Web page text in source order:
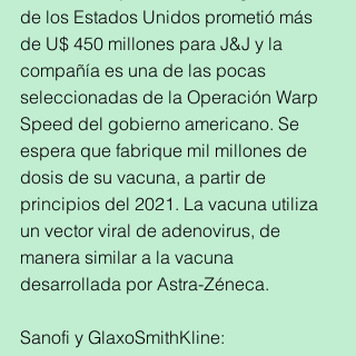
de los Estados Unidos prometió más
de U$ 450 millones para J&J y la
compañía es una de las pocas
seleccionadas de la Operación Warp
Speed del gobierno americano. Se
espera que fabrique mil millones de
dosis de su vacuna, a partir de
principios del 2021. La vacuna utiliza
un vector viral de adenovirus, de
manera similar a la vacuna
desarrollada por Astra-Zéneca.
Sanofi y GlaxoSmithKline: